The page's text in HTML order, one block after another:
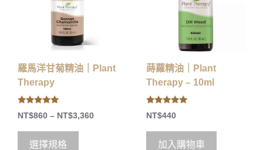
羅馬洋甘菊精油｜Plant
Therapy
5.00
out of 5
NT$860 – NT$3,360
選擇規格
蒔蘿精油｜Plant
Therapy – 10ml
4.80
out of 5
NT$440
加入購物車